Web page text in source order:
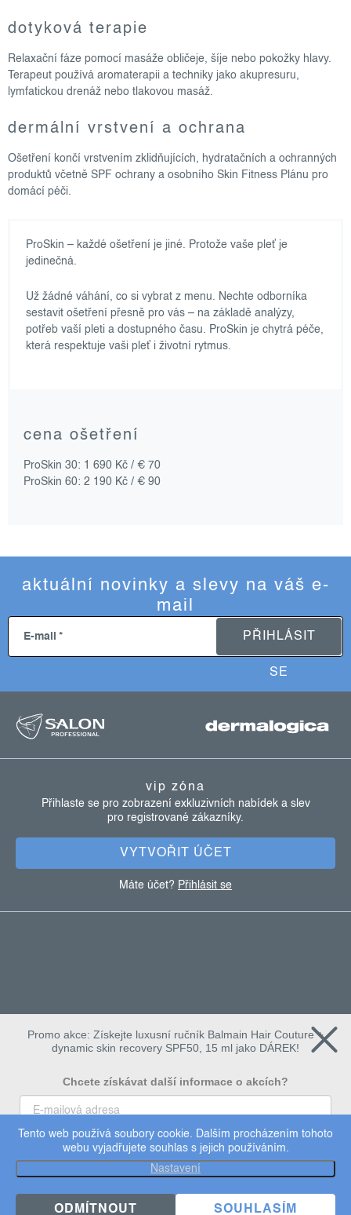
Tento web používá soubory cookie. Dalším procházením tohoto
webu vyjadřujete souhlas s jejich používáním.
Nastavení
ODMÍTNOUT SOUHLASÍM
dotyková terapie
Relaxační fáze pomocí masáže obličeje, šíje nebo pokožky hlavy.
Terapeut používá aromaterapii a techniky jako akupresuru,
lymfatickou drenáž nebo tlakovou masáž.
dermální vrstvení a ochrana
Ošetření končí vrstvením zklidňujících, hydratačních a ochranných
produktů včetně SPF ochrany a osobního Skin Fitness Plánu pro
domácí péči.
ProSkin – každé ošetření je jiné. Protože vaše pleť je
jedinečná.
Už žádné váhání, co si vybrat z menu. Nechte odborníka
sestavit ošetření přesně pro vás – na základě analýzy,
potřeb vaší pleti a dostupného času. ProSkin je chytrá péče,
která respektuje vaši pleť i životní rytmus.
cena ošetření
ProSkin 30: 1 690 Kč / € 70
ProSkin 60: 2 190 Kč / € 90
aktuální novinky a slevy na váš e-
mail
E-mail PŘIHLÁSIT
SE
vip zóna
Přihlaste se pro zobrazení exkluzivních nabídek a slev
pro registrované zákazníky.
VYTVOŘIT ÚČET
Máte účet? Přihlásit se
Copyright 2026Dermalogica. Všechna práva vyhrazena.
Upravit nastavení cookies
Užijte si 15% slevu
Promo akce: Získejte luxusní ručník Balmain Hair Couture +
dynamic skin recovery SPF50, 15 ml jako DÁREK!
Chcete získávat další informace o akcích?
To chci